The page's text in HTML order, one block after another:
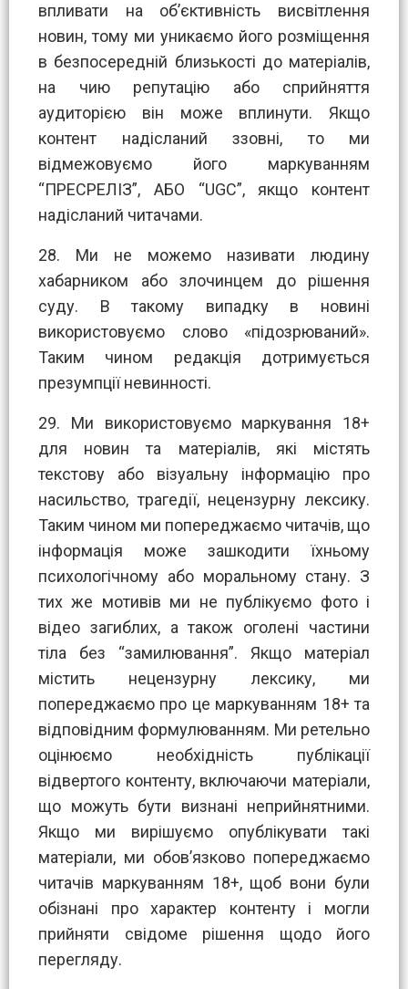
впливати на об’єктивність висвітлення
новин, тому ми уникаємо його розміщення
в безпосередній близькості до матеріалів,
на чию репутацію або сприйняття
аудиторією він може вплинути. Якщо
контент надісланий ззовні, то ми
відмежовуємо його маркуванням
“ПРЕСРЕЛІЗ”, АБО “UGC”, якщо контент
надісланий читачами.
28. Ми не можемо називати людину
хабарником або злочинцем до рішення
суду. В такому випадку в новині
використовуємо слово «підозрюваний».
Таким чином редакція дотримується
презумпції невинності.
29. Ми використовуємо маркування 18+
для новин та матеріалів, які містять
текстову або візуальну інформацію про
насильство, трагедії, нецензурну лексику.
Таким чином ми попереджаємо читачів, що
інформація може зашкодити їхньому
психологічному або моральному стану. З
тих же мотивів ми не публікуємо фото і
відео загиблих, а також оголені частини
тіла без “замилювання”. Якщо матеріал
містить нецензурну лексику, ми
попереджаємо про це маркуванням 18+ та
відповідним формулюванням. Ми ретельно
оцінюємо необхідність публікації
відвертого контенту, включаючи матеріали,
що можуть бути визнані неприйнятними.
Якщо ми вирішуємо опублікувати такі
матеріали, ми обов’язково попереджаємо
читачів маркуванням 18+, щоб вони були
обізнані про характер контенту і могли
прийняти свідоме рішення щодо його
перегляду.